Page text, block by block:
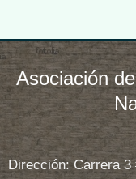
Asociación
Dirección: Carrera